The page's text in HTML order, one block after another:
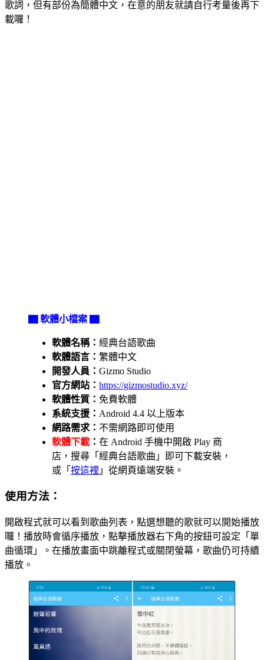
歌詞，但有部份為簡體中文，在意的朋友就請自行考量後再下
載囉！
▇ 軟體小檔案 ▇
軟體名稱： 經典台語歌曲
軟體語言： 繁體中文
開發人員： Gizmo Studio
官方網站： https://gizmostudio.xyz/
軟體性質： 免費軟體
系統支援： Android 4.4 以上版本
網路需求： 不需網路即可使用
軟體下載 ： 在 Android 手機中開啟 Play 商
店，搜尋「經典台語歌曲」即可下載安裝，
或「 按這裡 」從網頁遠端安裝。
使用方法：
開啟程式就可以看到歌曲列表，點選想聽的歌就可以開始播放
囉！播放時會循序播放，點擊播放器右下角的按鈕可設定「單
曲循環」。在播放畫面中跳離程式或關閉螢幕，歌曲仍可持續
播放。